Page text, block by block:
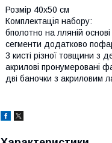
Розмір 40x50 см
Комплектація набору:
бполотно на лляній
сегменти додатково
3 кисті різної товщини з
акрилові пронумеровані
дві баночки з акриловим